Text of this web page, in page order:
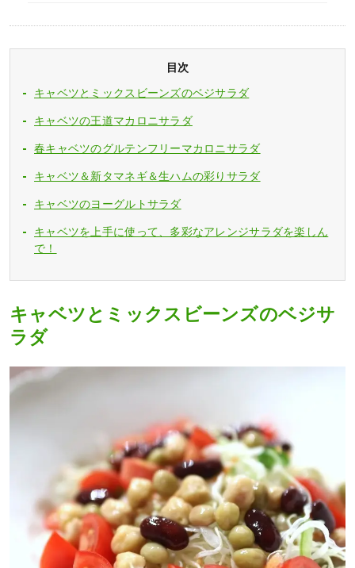
目次
キャベツとミックスビーンズのベジサラダ
キャベツの王道マカロニサラダ
春キャベツのグルテンフリーマカロニサラダ
キャベツ＆新タマネギ＆生ハムの彩りサラダ
キャベツのヨーグルトサラダ
キャベツを上手に使って、多彩なアレンジサラダを楽しん
で！
キャベツとミックスビーンズのベジサ
ラダ